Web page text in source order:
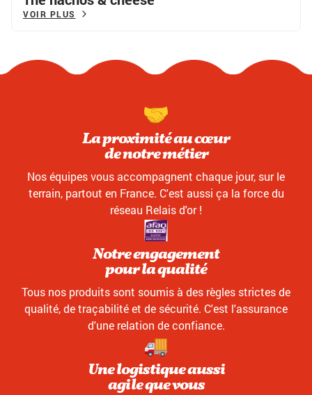
VOIR PLUS
La proximité au cœur
de notre métier
Nos équipes vous accompagnent chaque jour, sur le
terrain, partout en France. C'est aussi ça la force du
réseau Relais d'or !
Notre engagement
pour la qualité
Tous nos produits sont soumis à des règles strictes de
qualité, de traçabilité et de sécurité. C'est l'assurance
d'une relation de confiance.
Une logistique aussi
agile que vous